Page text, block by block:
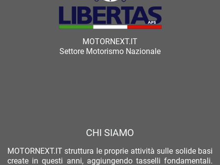
MOTORNEXT.IT
Settore Motorismo Nazionale
CHI SIAMO
MOTORNEXT.IT struttura le proprie attività sulle solide basi
create in questi anni, aggiungendo tasselli fondamentali.